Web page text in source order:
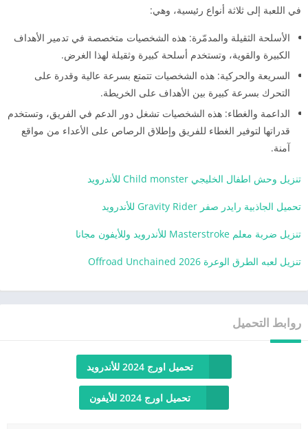
في اللعبة إلى ثلاثة أنواع رئيسية، وهي:
الأسلحة الثقيلة والمدمّرة: هذه الشخصيات متخصصة في تدمير الأهداف
الكبيرة والقوية، وتستخدم أسلحة كبيرة وثقيلة لهذا الغرض.
السريعة والحركية: هذه الشخصيات تتمتع بسرعة عالية وقدرة على
التحرك بسرعة كبيرة بين الأهداف على الخريطة.
الداعمة والغطاء: هذه الشخصيات تشغل دور الدعم في الفريق، وتستخدم
قدراتها لتوفير الغطاء للفريق وإطلاق الرصاص على الأعداء من مواقع
آمنة.
تنزيل وحش اطفال الخليجي Child monster للأندرويد
تحميل الجاذبية رايدر صفر Gravity Rider للأندرويد
تنزيل ضربة معلم Masterstroke للأندرويد وللأيفون مجانا
تنزيل لعبه الطرق الوعرة Offroad Unchained 2026
روابط التحميل
تحميل اورج 2024 للأندرويد
تحميل اورج 2024 للأيفون